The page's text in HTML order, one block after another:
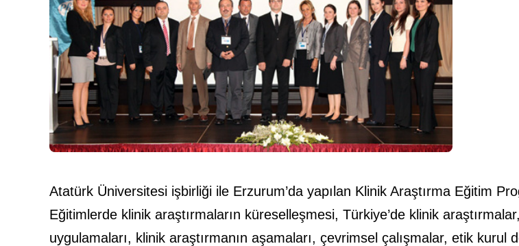
Atatürk Üniversitesi işbirliği ile Erzurum’da yapılan Klinik Araştırma Eğitim
Eğitimlerde klinik araştırmaların küreselleşmesi, Türkiye’de klinik
uygulamaları, klinik araştırmanın aşamaları, çevrimsel çalışmalar, etik kurul